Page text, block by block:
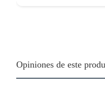
Opiniones de este